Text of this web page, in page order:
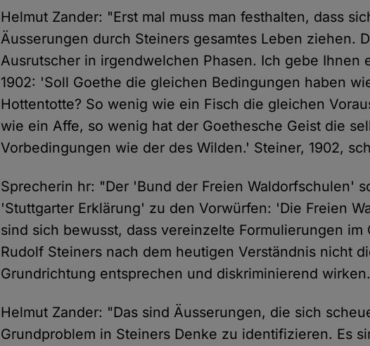
Helmut Zander: "Erst mal muss man festhalten, dass
Äusserungen durch Steiners gesamtes Leben ziehen.
Ausrutscher in irgendwelchen Phasen. Ich gebe Ihnen
1902: 'Soll Goethe die gleichen Bedingungen haben
Hottentotte? So wenig wie ein Fisch die gleichen
wie ein Affe, so wenig hat der Goethesche Geist die
Vorbedingungen wie der des Wilden.' Steiner, 1902,
Sprecherin hr: "Der 'Bund der Freien Waldorfschulen'
'Stuttgarter Erklärung' zu den Vorwürfen: 'Die Freien
sind sich bewusst, dass vereinzelte Formulierungen im
Rudolf Steiners nach dem heutigen Verständnis nicht
Grundrichtung entsprechen und diskriminierend
Helmut Zander: "Das sind Äusserungen, die sich
Grundproblem in Steiners Denke zu identifizieren. Es